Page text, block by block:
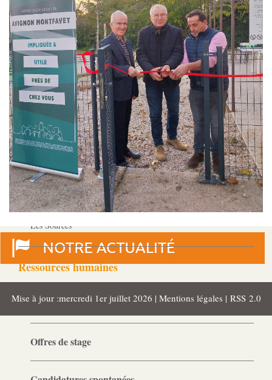
Pôle Protection et Soutien Familial
Médiation familiale
VPT
AGBF
MJPM
Placement familial spécialisé
Pôle Hébergement Collectif
Le Moulin du Vaisseau
La Verdière
Les Sources
Ressources humaines
Offres d’emploi
Offres de stage
Mise à jour :mercredi 1er juillet 2026 | Mentions légales | RSS 2.0